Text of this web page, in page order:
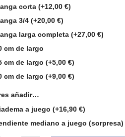
corta (+12,00 €)
3/4 (+20,00 €)
larga completa (+27,00 €)
cm de largo
cm de largo (+5,00 €)
cm de largo (+9,00 €)
añadir…
a juego (+16,90 €)
mediano a juego (sorpresa)